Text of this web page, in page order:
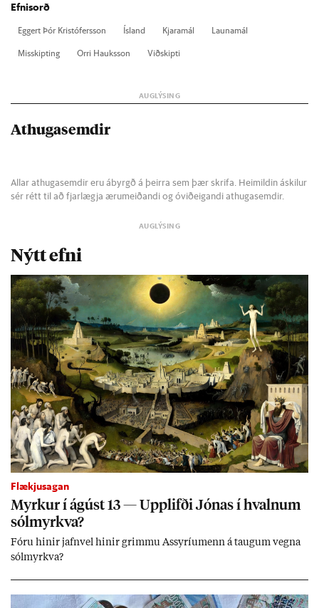
Efnisorð
Eggert Þór Kristó­fers­son Ís­land Kjara­mál
Launa­mál
Mis­skipt­ing
Orri Hauks­son Við­skipti
Athugasemdir
Allar athugasemdir eru ábyrgð á þeirra sem þær skrifa. Heimildin áskilur
sér rétt til að fjarlægja ærumeiðandi og óviðeigandi athugasemdir.
Nýtt efni
Flækjusagan
Myrk­ur í ág­úst 13 — Upp­lifði Jón­as í hvaln­um
sól­myrkva?
Fóru hinir jafn­vel hinir grimmu Ass­yríu­menn á taug­um vegna
sól­myrkva?